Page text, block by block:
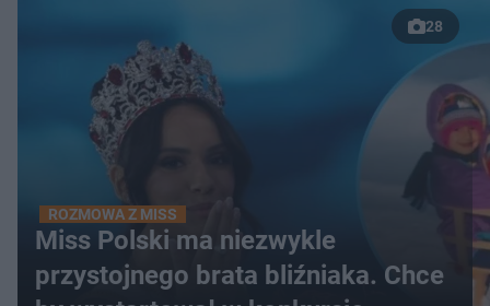
28
ROZMOWA Z MISS
Miss Polski ma niezwykle
przystojnego brata bliźniaka. Chce